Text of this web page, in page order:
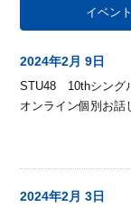
イベント
2024年2月 9日
STU48 10thシング
オンライン個別お
2024年2月 3日